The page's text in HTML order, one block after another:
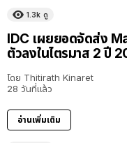
1.3k ดู
IDC เผยยอดจัดส่ง
ตัวลงในไตรมาส 2 ปี
โดย Thitirath Kinaret
28 วันที่แล้ว
อ่านเพิ่มเติม